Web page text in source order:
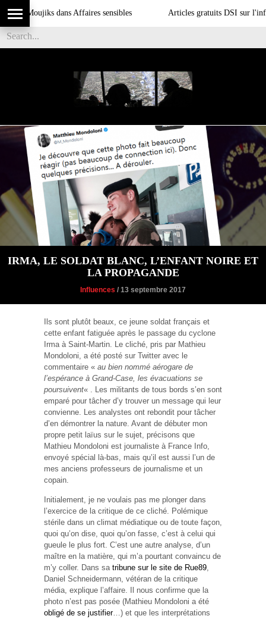
dans Affaires sensibles Articles gratuits DSI sur l'influence
IRMA, LE SOLDAT BLANC, L’ENFANT NOIRE ET
LA PROPAGANDE
Influences / 13 septembre 2017
Ils sont plutôt beaux, ce jeune soldat français et
cette enfant fatiguée après le passage du cyclone
Irma à Saint-Martin. Le cliché, pris par Mathieu
Mondoloni, a été posté sur Twitter avec le
commentaire « au bien nommé aérogare de
l’espérance à Grand-Case, les évacuations se
poursuivent« . Les militants de tous bords s’en sont
emparé pour tâcher d’y trouver un message qui leur
convienne. Les analystes ont rebondit pour tâcher
d’en démontrer la nature. Avant de débuter mon
propre petit laïus sur le sujet, précisons que
Mathieu Mondoloni est journaliste à France Info,
envoyé spécial là-bas, mais qu’il est aussi l’un de
mes anciens professeurs de journalisme et un
copain.
Initialement, je ne voulais pas me plonger dans
l’exercice de la critique de ce cliché. Polémique
stérile dans un climat médiatique ou de toute façon,
quoi qu’on dise, quoi qu’on fasse, c’est à celui qui
gueule le plus fort. C’est une autre analyse, d’un
maître en la matière, qui m’a pourtant convaincu de
m’y coller. Dans sa tribune sur le site de Rue89,
Daniel Schneidermann, vétéran de la critique
média, explique l’affaire. Il nous confirme que la
photo n’est pas posée (Mathieu Mondoloni a été
obligé de se justifier…) et que les interprétations